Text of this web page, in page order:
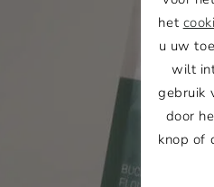
het
u uw
wilt
gebruik
door
knop of